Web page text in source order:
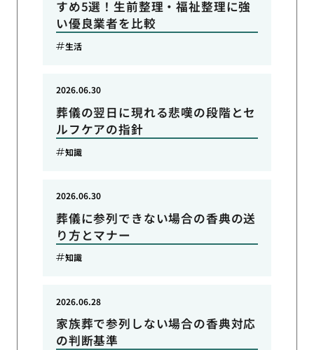
すめ5選！生前整理・福祉整理に強
い優良業者を比較
生活
葬儀の翌日に現れる悲嘆の段階とセ
ルフケアの指針
2026.06.30
知識
葬儀に参列できない場合の香典の送
り方とマナー
2026.06.30
知識
家族葬で参列しない場合の香典対応
の判断基準
2026.06.28